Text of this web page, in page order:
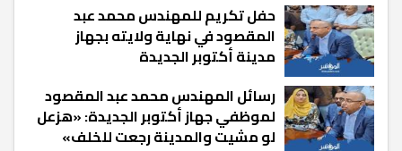
حفل تكريم للمهندس محمد عبد
المقصود في نهاية ولايته بجهاز
مدينة أكتوبر الجديدة
رسائل المهندس محمد عبد المقصود
لموظفي جهاز أكتوبر الجديدة: «هزعل
لو مشيت والمدينة رجعت للخلف»